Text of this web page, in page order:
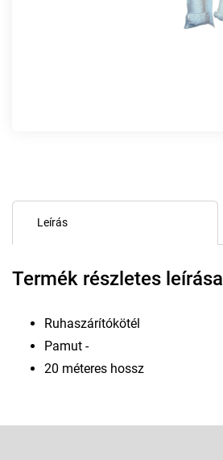
Leírás
Termék részletes leírása
Ruhaszárítókötél
Pamut -
20 méteres hossz